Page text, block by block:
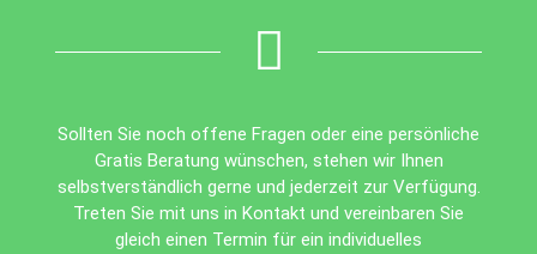
Sollten Sie noch offene Fragen oder eine persönliche
Gratis Beratung wünschen, stehen wir Ihnen
selbstverständlich gerne und jederzeit zur Verfügung.
Treten Sie mit uns in Kontakt und vereinbaren Sie
gleich einen Termin für ein individuelles